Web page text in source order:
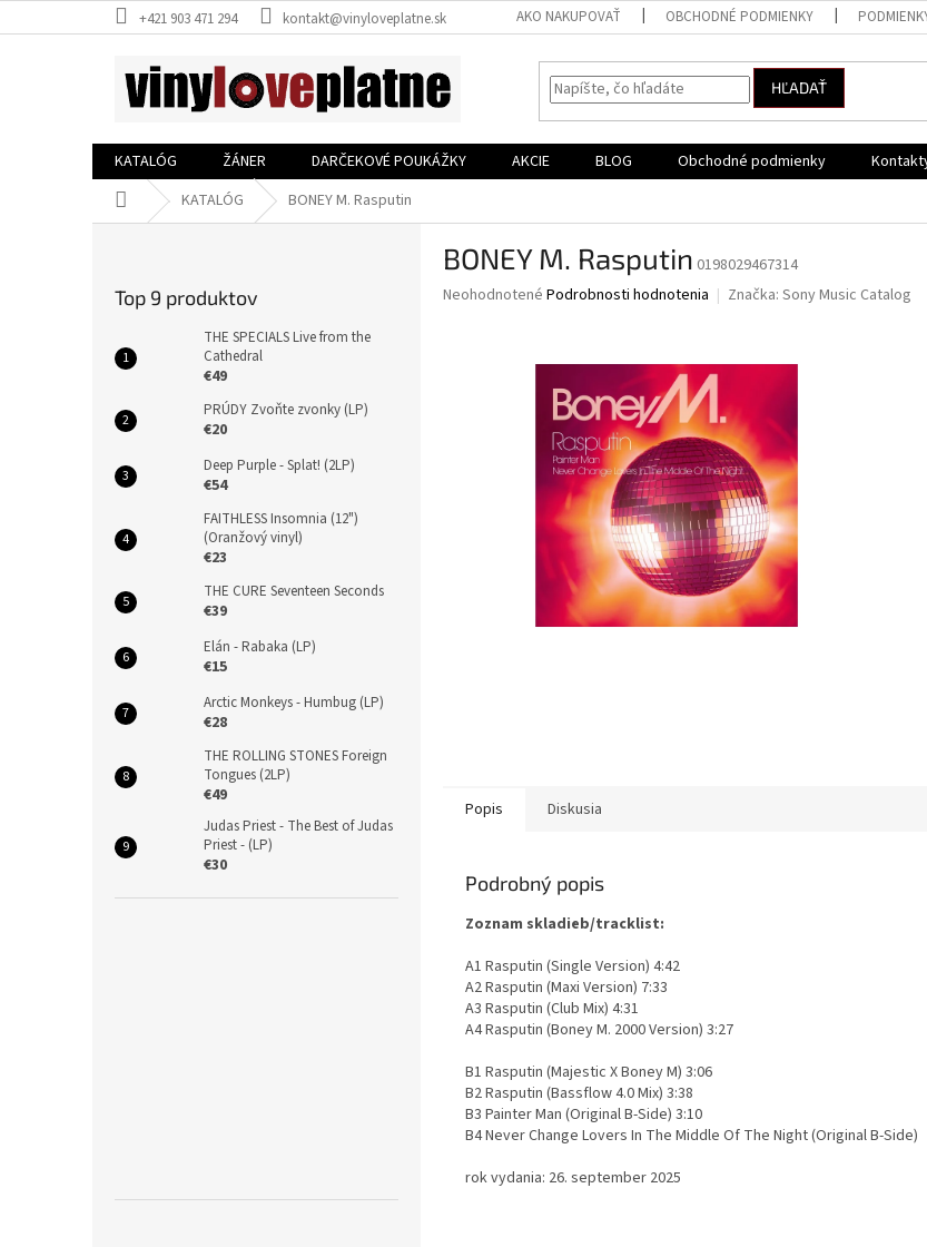
na
+421 903 471 294 kontakt@vinyloveplatne.sk AKO NAKUPOVAŤ OBCHODNÉ PODMIENKY
HĽADAŤ
KATALÓG ŽÁNER DARČEKOVÉ POUKÁŽKY AKCIE BLOG Obchodné podmienky
DomovKATALÓG BONEY M. Rasputin
Top 9 produktov
THE SPECIALS Live from the
Cathedral
€49
PRÚDY Zvoňte zvonky (LP)
€20
Deep Purple - Splat! (2LP)
€54
FAITHLESS Insomnia (12")
(Oranžový vinyl)
€23
THE CURE Seventeen Seconds
€39
Elán - Rabaka (LP)
€15
Arctic Monkeys - Humbug (LP)
€28
THE ROLLING STONES Foreign
Tongues (2LP)
€49
Judas Priest - The Best of Judas
Priest - (LP)
€30
BONEY M. Rasputin 0198029467314
Priemerné
Neohodnotené Podrobnosti hodnotenia Značka: Sony Music Catalog
Popis Diskusia
Podrobný popis
Zoznam skladieb/tracklist:
A1 Rasputin (Single Version) 4:42
A2 Rasputin (Maxi Version) 7:33
A3 Rasputin (Club Mix) 4:31
A4 Rasputin (Boney M. 2000 Version) 3:27
B1 Rasputin (Majestic X Boney M) 3:06
B2 Rasputin (Bassflow 4.0 Mix) 3:38
B3 Painter Man (Original B-Side) 3:10
B4 Never Change Lovers In The Middle Of The Night (Original B-Side)
rok vydania: 26. september 2025